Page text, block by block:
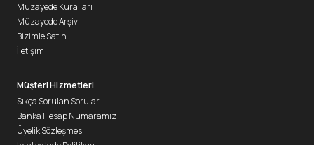
Müzayede Kuralları
Müzayede Arşivi
Bizimle Satın
İletişim
Müşteri Hizmetleri
Sıkça Sorulan Sorular
Banka Hesap Numaramız
Üyelik Sözleşmesi